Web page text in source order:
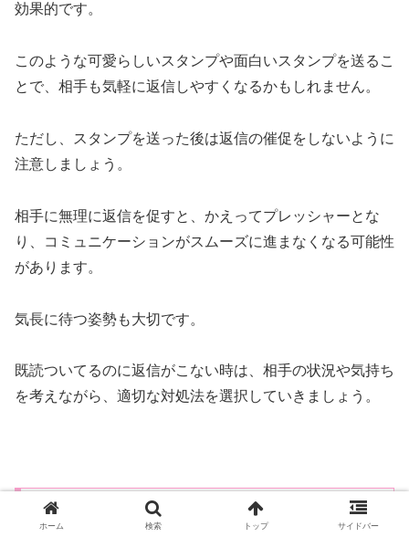
効果的です。
このような可愛らしいスタンプや面白いスタンプを送るこ
とで、相手も気軽に返信しやすくなるかもしれません。
ただし、スタンプを送った後は返信の催促をしないように
注意しましょう。
相手に無理に返信を促すと、かえってプレッシャーとな
り、コミュニケーションがスムーズに進まなくなる可能性
があります。
気長に待つ姿勢も大切です。
既読ついてるのに返信がこない時は、相手の状況や気持ち
を考えながら、適切な対処法を選択していきましょう。
既読ついてるのに返信こない男への対処法２・
相手がただ返信を忘れている場合はユニークな
ホーム 検索 トップ サイドバー